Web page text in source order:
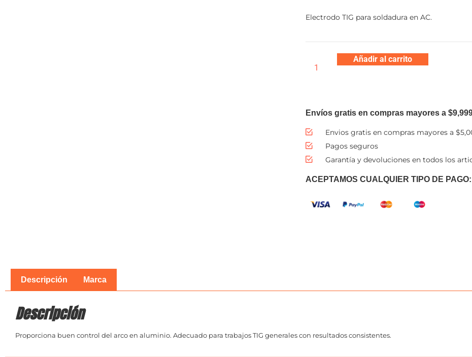
Electrodo TIG para soldadura en AC.
Añadir al carrito
Envíos gratis en compras mayores a
Envios gratis en compras mayores a
Pagos seguros
Garantía y devoluciones en todos los
ACEPTAMOS CUALQUIER TIPO DE PAGO:
Descripción Marca
Descripción
Proporciona buen control del arco en aluminio. Adecuado para trabajos TIG generales con resultados consistentes.